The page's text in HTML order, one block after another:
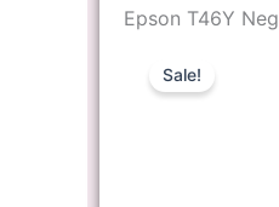
Epson T46Y
Sale!